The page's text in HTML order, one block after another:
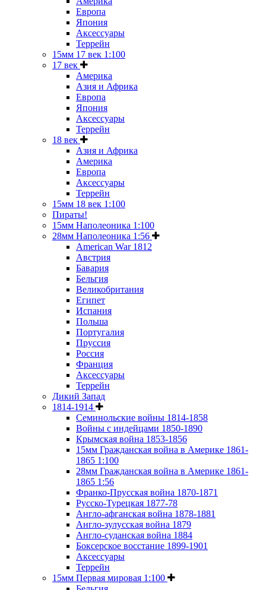
Европа
Япония
Аксессуары
Террейн
15мм 17 век 1:100
17 век
Америка
Азия и Африка
Европа
Япония
Аксессуары
Террейн
18 век
Азия и Африка
Америка
Европа
Аксессуары
Террейн
15мм 18 век 1:100
Пираты!
15мм Наполеоника 1:100
28мм Наполеоника 1:56
American War 1812
Австрия
Бавария
Бельгия
Великобритания
Египет
Испания
Польша
Португалия
Пруссия
Россия
Франция
Аксессуары
Террейн
Дикий Запад
1814-1914
Семинольские войны 1814-1858
Войны с индейцами 1850-1890
Крымская война 1853-1856
15мм Гражданская война в Америке 1861-
1865 1:100
28мм Гражданская война в Америке 1861-
1865 1:56
Франко-Прусская война 1870-1871
Русско-Турецкая 1877-78
Англо-афганская война 1878-1881
Англо-зулусская война 1879
Англо-суданская война 1884
Боксерское восстание 1899-1901
Аксессуары
Террейн
15мм Первая мировая 1:100